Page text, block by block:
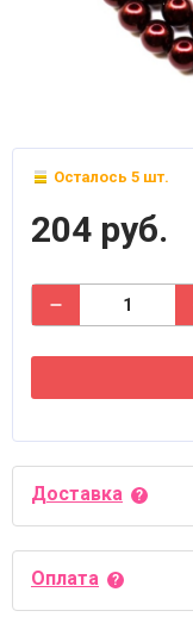
Осталось 5 шт.
204 руб.
Доставка
Оплата